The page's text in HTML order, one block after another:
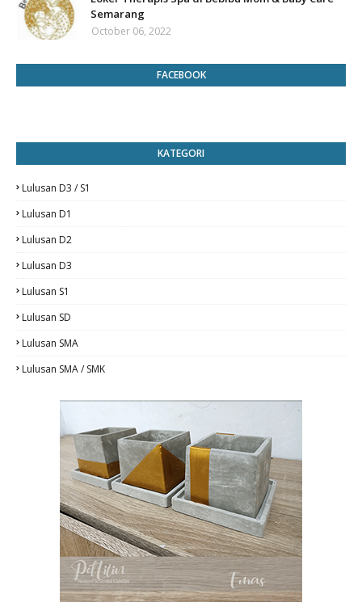
Semarang
October 06, 2022
FACEBOOK
KATEGORI
Lulusan D3 / S1
Lulusan D1
Lulusan D2
Lulusan D3
Lulusan S1
Lulusan SD
Lulusan SMA
Lulusan SMA / SMK